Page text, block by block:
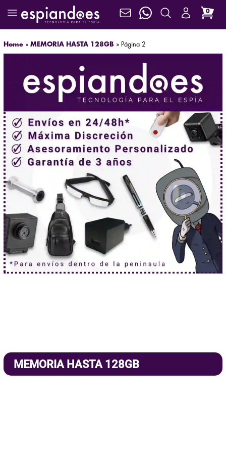
0
Home» MEMORIA HASTA 128GB» Página 2
MEMORIA HASTA 128GB